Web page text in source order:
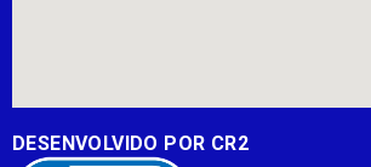
DESENVOLVIDO POR CR2